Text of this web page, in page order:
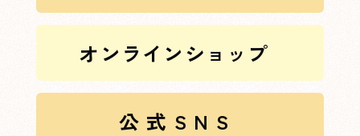
XXXへページ遷移します。
オンラインショップ
XXXへページ遷移します。
公 式 S N S